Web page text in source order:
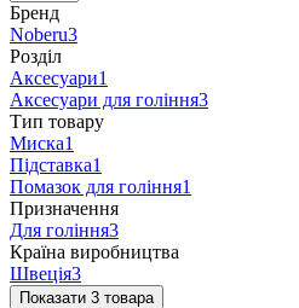
Бренд
Noberu3
Розділ
Аксесуари1
Аксесуари для гоління3
Тип товару
Миска1
Підставка1
Помазок для гоління1
Призначення
Для гоління3
Країна виробництва
Швеція3
Показати 3 товара